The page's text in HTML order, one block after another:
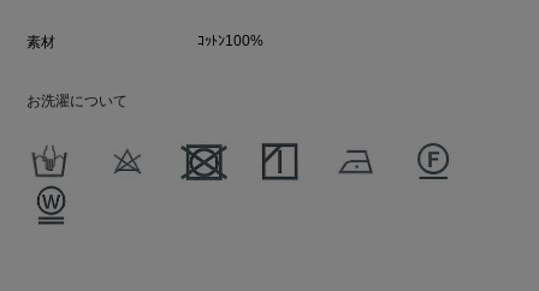
素材 ｺｯﾄﾝ100%
お洗濯について